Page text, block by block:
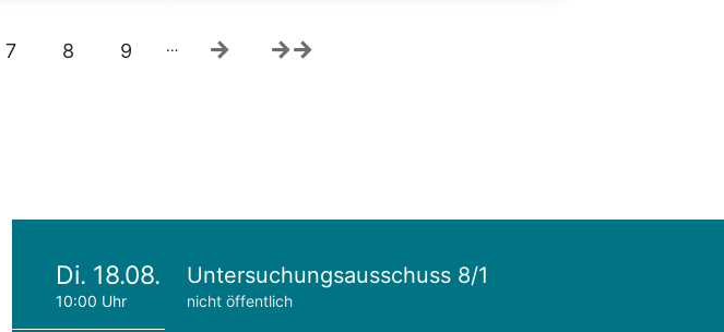
7 8 9 …
Di. 18.08.
10:00 Uhr
Untersuchungsausschuss 8/1
nicht öffentlich